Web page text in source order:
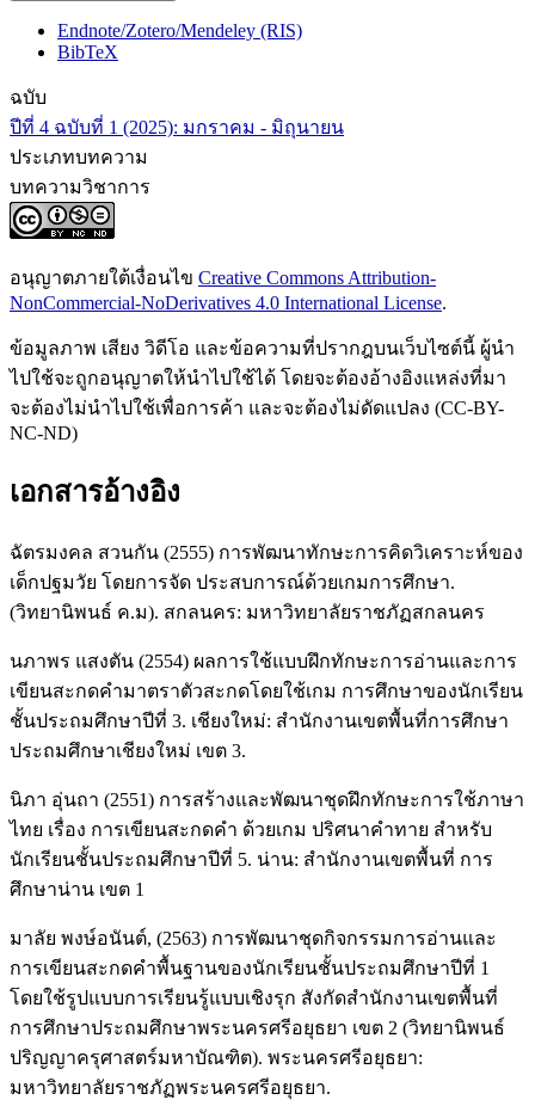
Endnote/Zotero/Mendeley (RIS)
BibTeX
ฉบับ
ปีที่ 4 ฉบับที่ 1 (2025): มกราคม - มิถุนายน
ประเภทบทความ
บทความวิชาการ
อนุญาตภายใต้เงื่อนไข Creative Commons Attribution-
NonCommercial-NoDerivatives 4.0 International License.
ข้อมูลภาพ เสียง วิดีโอ และข้อความที่ปรากฎบนเว็บไซต์นี้ ผู้นำ
ไปใช้จะถูกอนุญาตให้นำไปใช้ได้ โดยจะต้องอ้างอิงแหล่งที่มา
จะต้องไม่นำไปใช้เพื่อการค้า และจะต้องไม่ดัดแปลง (CC-BY-
NC-ND)
เอกสารอ้างอิง
ฉัตรมงคล สวนกัน (2555) การพัฒนาทักษะการคิดวิเคราะห์ของ
เด็กปฐมวัย โดยการจัด ประสบการณ์ด้วยเกมการศึกษา.
(วิทยานิพนธ์ ค.ม). สกลนคร: มหาวิทยาลัยราชภัฏสกลนคร
นภาพร แสงตัน (2554) ผลการใช้แบบฝึกทักษะการอ่านและการ
เขียนสะกดคำมาตราตัวสะกดโดยใช้เกม การศึกษาของนักเรียน
ชั้นประถมศึกษาปีที่ 3. เชียงใหม่: สำนักงานเขตพื้นที่การศึกษา
ประถมศึกษาเชียงใหม่ เขต 3.
นิภา อุ่นถา (2551) การสร้างและพัฒนาชุดฝึกทักษะการใช้ภาษา
ไทย เรื่อง การเขียนสะกดคำ ด้วยเกม ปริศนาคำทาย สำหรับ
นักเรียนชั้นประถมศึกษาปีที่ 5. น่าน: สำนักงานเขตพื้นที่ การ
ศึกษาน่าน เขต 1
มาลัย พงษ์อนันต์, (2563) การพัฒนาชุดกิจกรรมการอ่านและ
การเขียนสะกดคำพื้นฐานของนักเรียนชั้นประถมศึกษาปีที่ 1
โดยใช้รูปแบบการเรียนรู้แบบเชิงรุก สังกัดสำนักงานเขตพื้นที่
การศึกษาประถมศึกษาพระนครศรีอยุธยา เขต 2 (วิทยานิพนธ์
ปริญญาครุศาสตร์มหาบัณฑิต). พระนครศรีอยุธยา:
มหาวิทยาลัยราชภัฏพระนครศรีอยุธยา.